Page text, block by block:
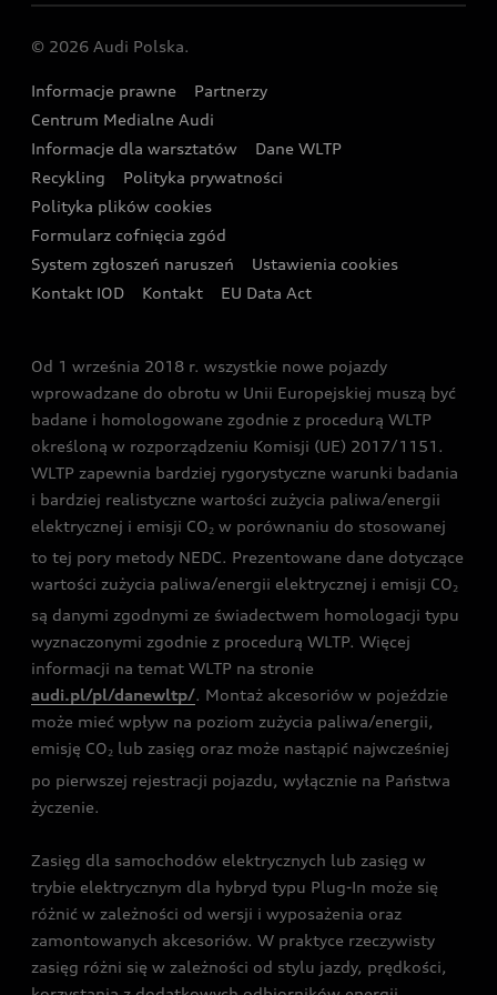
Skonfiguruj swój model z Ekspertem Audi
Wyszukaj najbliższego Partnera Audi
Oferta dla przedsiębiorców
Oferta dla klientów prywatnych
Kalkulator rat
Ubezpieczenie
Audi exclusive
Zasięg
Centrum napraw powypadkowych
Gwarancja
Akcje serwisowe Audi
Katalog online akcesoriów
Audi i Muzeum Sztuki Nowoczesnej w Warszawie
Audi driving experience
Audi quattro Cup
Audi i Puchar Świata w Skokach Narciarskich w
Zakopanem
© 2026 Audi Polska.
Informacje prawne
Partnerzy
Centrum Medialne Audi
Informacje dla warsztatów
Dane WLTP
Recykling
Polityka prywatności
Polityka plików cookies
Formularz cofnięcia zgód
System zgłoszeń naruszeń
Ustawienia cookies
Kontakt IOD
Kontakt EU Data Act
Od 1 września 2018 r. wszystkie nowe pojazdy
wprowadzane do obrotu w Unii Europejskiej muszą być
badane i homologowane zgodnie z procedurą WLTP
określoną w rozporządzeniu Komisji (UE) 2017/1151.
WLTP zapewnia bardziej rygorystyczne warunki badania
i bardziej realistyczne wartości zużycia paliwa/energii
elektrycznej i emisji CO2 w porównaniu do stosowanej
to tej pory metody NEDC. Prezentowane dane dotyczące
wartości zużycia paliwa/energii elektrycznej i emisji CO2
są danymi zgodnymi ze świadectwem homologacji typu
wyznaczonymi zgodnie z procedurą WLTP. Więcej
informacji na temat WLTP na stronie
audi.pl/pl/danewltp/. Montaż akcesoriów w pojeździe
może mieć wpływ na poziom zużycia paliwa/energii,
emisję CO2 lub zasięg oraz może nastąpić najwcześniej
po pierwszej rejestracji pojazdu, wyłącznie na Państwa
życzenie.
Zasięg dla samochodów elektrycznych lub zasięg w
trybie elektrycznym dla hybryd typu Plug-In może się
różnić w zależności od wersji i wyposażenia oraz
zamontowanych akcesoriów. W praktyce rzeczywisty
zasięg różni się w zależności od stylu jazdy, prędkości,